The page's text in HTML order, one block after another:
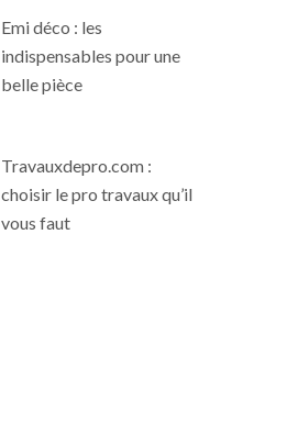
Emi déco : les
indispensables pour une
belle pièce
Travauxdepro.com :
choisir le pro travaux qu’il
vous faut